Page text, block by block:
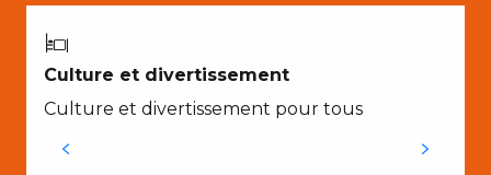
Culture et divertissement
Culture et divertissement pour tous